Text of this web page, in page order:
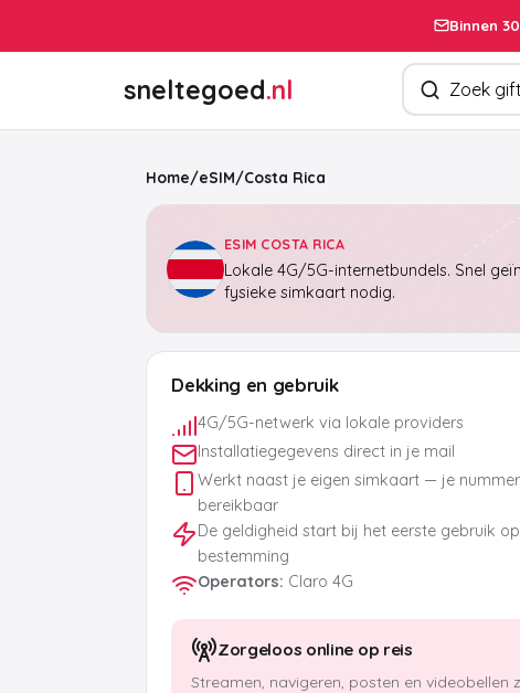
Binnen
sneltegoed.nl Zoek producten
Home/eSIM/Costa Rica
ESIM COSTA RICA
Lokale 4G/5G-internetbundels. Snel
fysieke simkaart nodig.
Dekking en gebruik
4G/5G-netwerk via lokale providers
Installatiegegevens direct in je mail
Werkt naast je eigen simkaart — je
bereikbaar
De geldigheid start bij het eerste gebruik
bestemming
Operators: Claro 4G
Zorgeloos online op reis
Streamen, navigeren, posten en videobellen